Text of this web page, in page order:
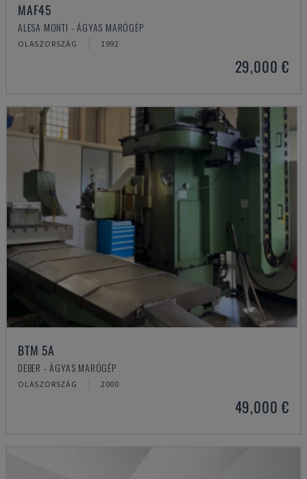
MAF45
ALESA MONTI - ÁGYAS MARÓGÉP
OLASZORSZÁG 1992
29,000 €
BTM 5A
DEBER - ÁGYAS MARÓGÉP
OLASZORSZÁG 2000
49,000 €